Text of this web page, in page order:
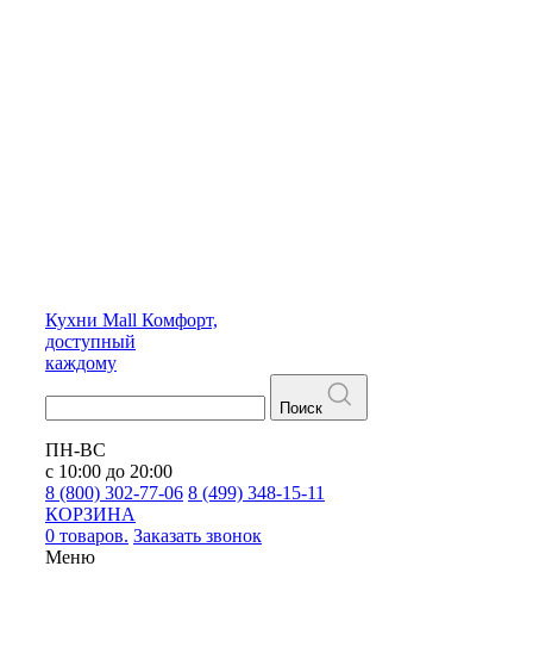
Кухни Mall Комфорт,
доступный
каждому
Поиск
ПН-ВС
с 10:00 до 20:00
8 (800) 302-77-06 8 (499) 348-15-11
КОРЗИНА
0 товаров. Заказать звонок
Меню